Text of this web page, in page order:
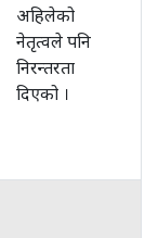
अहिलेको
नेतृत्वले पनि
निरन्तरता
दिएको ।